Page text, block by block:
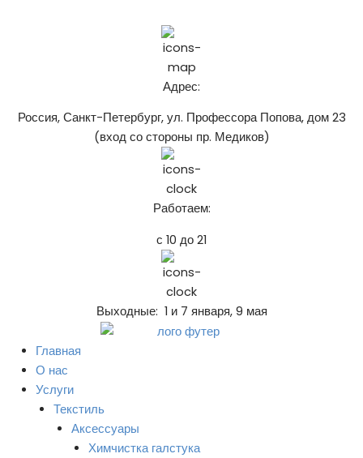
Адрес:
Россия, Санкт-Петербург, ул. Профессора Попова, дом 23
(вход со стороны пр. Медиков)
Работаем:
с 10 до 21
Выходные: 1 и 7 января, 9 мая
Главная
О нас
Услуги
Текстиль
Аксессуары
Химчистка галстука